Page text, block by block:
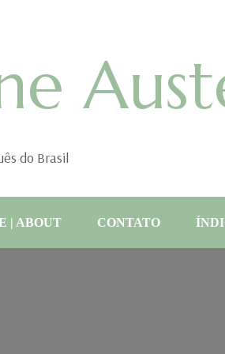
do Brasil
| ABOUT CONTATO